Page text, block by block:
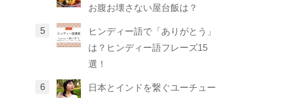
お腹お壊さない屋台飯は？
ヒンディー語で「ありがとう」
は？ヒンディー語フレーズ15
選！
日本とインドを繋ぐユーチュー